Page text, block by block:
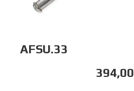
AFSU.33
394,00